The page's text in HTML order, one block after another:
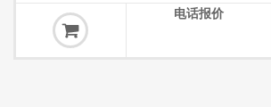
电话报价